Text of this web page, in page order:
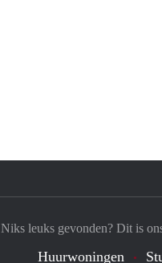
Niks leuks gevonden? Dit is
Huurwoningen